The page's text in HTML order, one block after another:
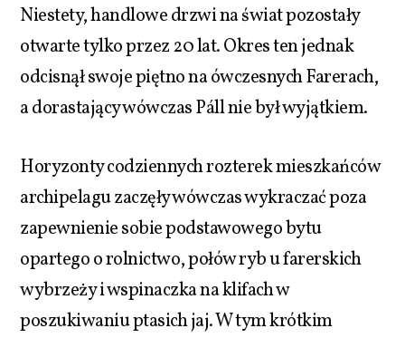
Niestety, handlowe drzwi na świat pozostały
otwarte tylko przez 20 lat. Okres ten jednak
odcisnął swoje piętno na ówczesnych Farerach,
a dorastający wówczas Páll nie był wyjątkiem.
Horyzonty codziennych rozterek mieszkańców
archipelagu zaczęły wówczas wykraczać poza
zapewnienie sobie podstawowego bytu
opartego o rolnictwo, połów ryb u farerskich
wybrzeży i wspinaczka na klifach w
poszukiwaniu ptasich jaj. W tym krótkim